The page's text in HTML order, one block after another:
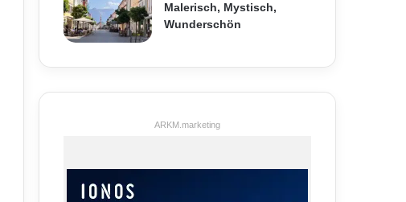
Malerisch, Mystisch,
Wunderschön
ARKM.marketing